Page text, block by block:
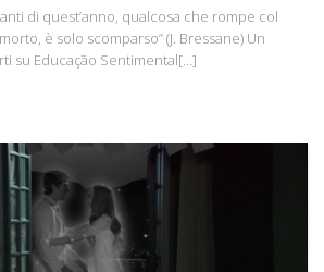
di quest’anno, qualcosa che rompe col
è solo scomparso” (J. Bressane) Un
su Educação Sentimental[…]